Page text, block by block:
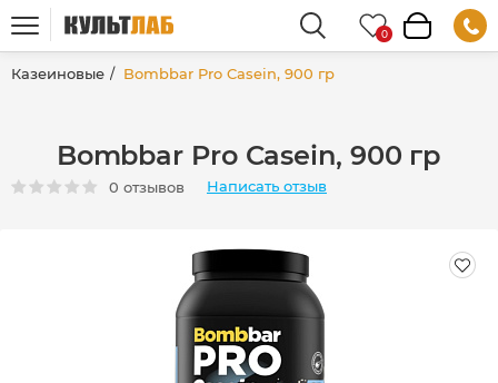
Казеиновые Bombbar Pro Casein, 900 гр
Bombbar Pro Casein, 900 гр
0 отзывов Написать отзыв